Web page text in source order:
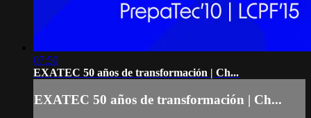
07:50
EXATEC 50 años de transformación | Ch...
EXATEC 50 años de transformación | Ch...